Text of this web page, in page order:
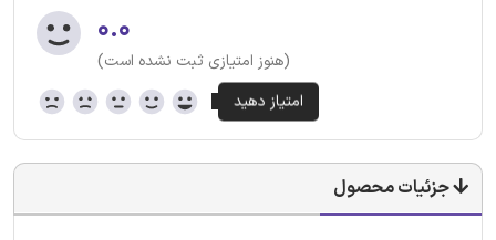
۰.۰
(هنوز امتیازی ثبت نشده است)
جزئیات محصول